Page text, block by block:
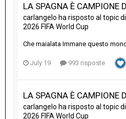
LA SPAGNA È CAMPIONE
carlangelo ha risposto al topic di
2026 FIFA World Cup
Che maialata Immane questo
July 19 993 risposte
LA SPAGNA È CAMPIONE
carlangelo ha risposto al topic di
2026 FIFA World Cup